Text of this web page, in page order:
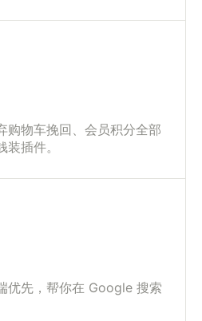
购物车挽回、会员积分全部
插件。
优先，帮你在 Google 搜索